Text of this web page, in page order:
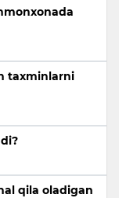
taxminlarni
qila oladigan